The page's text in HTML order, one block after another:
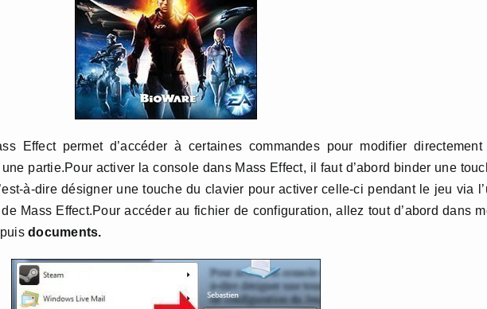
Effect permet d’accéder à certaines commandes pour modifier directement
partie.Pour activer la console dans Mass Effect, il faut d’abord binder une
à-dire désigner une touche du clavier pour activer celle-ci pendant le jeu via
Mass Effect.Pour accéder au fichier de configuration, allez tout d’abord dans
documents.